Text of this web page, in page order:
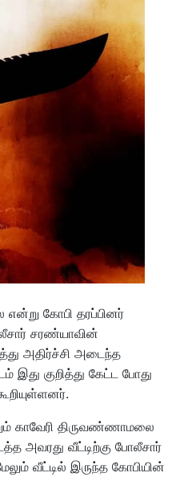
கோபி தரப்பினர்
சரண்யாவின்
அதிர்ச்சி அடைந்த
குறித்து கேட்ட போது
காவேரி திருவண்ணாமலை
அவரது வீட்டிற்கு போலீசார்
வீட்டில் இருந்த கோபியின்